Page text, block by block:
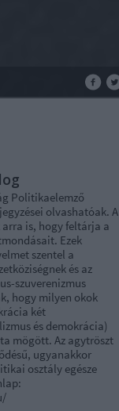
Politikaelemző
olvashatóak. A
is, hogy feltárja a
Ezek
szentel a
és az
szuverenizmus
hogy milyen okok
két
és demokrácia)
mögött. Az agytröszt
ugyanakkor
osztály egésze